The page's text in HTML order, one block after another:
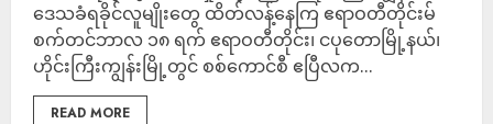
ဒေသခံရခိုင်လူမျိုးတွေ ထိတ်လန့်နေကြ ဧရာဝတီတိုင်းမ်
စက်တင်ဘာလ ၁၈ ရက် ဧရာဝတီတိုင်း၊ ငပုတောမြို့နယ်၊
ဟိုင်းကြီးကျွန်းမြို့တွင် စစ်ကောင်စီ ဧပြီလက...
READ MORE